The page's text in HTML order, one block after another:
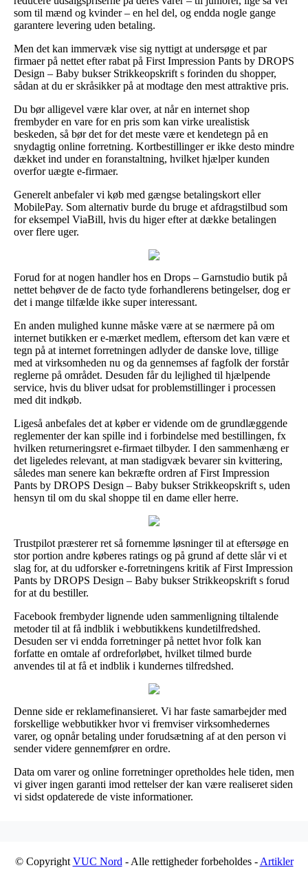
som til mænd og kvinder – en hel del, og endda nogle gange
garantere levering uden betaling.
Men det kan immervæk vise sig nyttigt at undersøge et par
firmaer på nettet efter rabat på First Impression Pants by DROPS
Design – Baby bukser Strikkeopskrift s forinden du shopper,
sådan at du er skråsikker på at modtage den mest attraktive pris.
Du bør alligevel være klar over, at når en internet shop
frembyder en vare for en pris som kan virke urealistisk
beskeden, så bør det for det meste være et kendetegn på en
snydagtig online forretning. Kortbestillinger er ikke desto mindre
dækket ind under en foranstaltning, hvilket hjælper kunden
overfor uægte e-firmaer.
Generelt anbefaler vi køb med gængse betalingskort eller
MobilePay. Som alternativ burde du bruge et afdragstilbud som
for eksempel ViaBill, hvis du higer efter at dække betalingen
over flere uger.
Forud for at nogen handler hos en Drops – Garnstudio butik på
nettet behøver de de facto tyde forhandlerens betingelser, dog er
det i mange tilfælde ikke super interessant.
En anden mulighed kunne måske være at se nærmere på om
internet butikken er e-mærket medlem, eftersom det kan være et
tegn på at internet forretningen adlyder de danske love, tillige
med at virksomheden nu og da gennemses af fagfolk der forstår
reglerne på området. Desuden får du lejlighed til hjælpende
service, hvis du bliver udsat for problemstillinger i processen
med dit indkøb.
Ligeså anbefales det at køber er vidende om de grundlæggende
reglementer der kan spille ind i forbindelse med bestillingen, fx
hvilken returneringsret e-firmaet tilbyder. I den sammenhæng er
det ligeledes relevant, at man stadigvæk bevarer sin kvittering,
således man senere kan bekræfte ordren af First Impression
Pants by DROPS Design – Baby bukser Strikkeopskrift s, uden
hensyn til om du skal shoppe til en dame eller herre.
Trustpilot præsterer ret så fornemme løsninger til at eftersøge en
stor portion andre køberes ratings og på grund af dette slår vi et
slag for, at du udforsker e-forretningens kritik af First Impression
Pants by DROPS Design – Baby bukser Strikkeopskrift s forud
for at du bestiller.
Facebook frembyder lignende uden sammenligning tiltalende
metoder til at få indblik i webbutikkens kundetilfredshed.
Desuden ser vi endda forretninger på nettet hvor folk kan
forfatte en omtale af ordreforløbet, hvilket tilmed burde
anvendes til at få et indblik i kundernes tilfredshed.
Denne side er reklamefinansieret. Vi har faste samarbejder med
forskellige webbutikker hvor vi fremviser virksomhedernes
varer, og opnår betaling under forudsætning af at den person vi
sender videre gennemfører en ordre.
Data om varer og online forretninger opretholdes hele tiden, men
vi giver ingen garanti imod rettelser der kan være realiseret siden
vi sidst opdaterede de viste informationer.
© Copyright VUC Nord - Alle rettigheder forbeholdes - Artikler